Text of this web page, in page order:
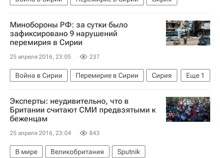
Минобороны РФ: за сутки было
зафиксировано 9 нарушений
перемирия в Сирии
25 апреля 2016, 23:05 237
Еще 1
Война в Сирии Перемирие в Сирии
Сирия
Министерство обороны РФ (Минобороны РФ)
Эксперты: неудивительно, что в
Британии считают СМИ предвзятыми к
беженцам
25 апреля 2016, 23:04 843
В мире Великобритания Sputnik